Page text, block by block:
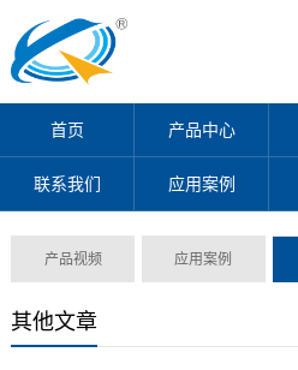
首页 产品中心
联系我们 应用案例
产品视频 应用案例
其他文章